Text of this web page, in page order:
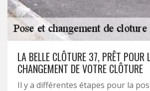
LA BELLE CLÔTURE 37, PRÊT POUR
CHANGEMENT DE VOTRE CLÔTURE
Il y a différentes étapes pour la